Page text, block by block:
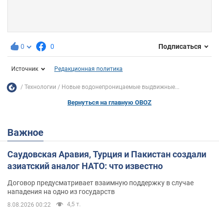
0 0 Подписаться
Источник Редакционная политика
Технологии Новые водонепроницаемые выдвижные...
Вернуться на главную OBOZ
Важное
Саудовская Аравия, Турция и Пакистан создали
азиатский аналог НАТО: что известно
Договор предусматривает взаимную поддержку в случае
нападения на одно из государств
8.08.2026 00:22 4,5 т.